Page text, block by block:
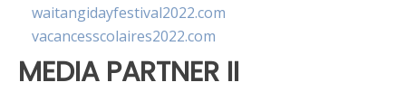
waitangidayfestival2022.com
vacancesscolaires2022.com
MEDIA PARTNER II